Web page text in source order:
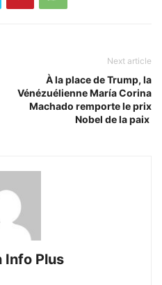
Next article
À la place de Trump, la
Vénézuélienne María Corina
Machado remporte le prix
Nobel de la paix
Info Plus